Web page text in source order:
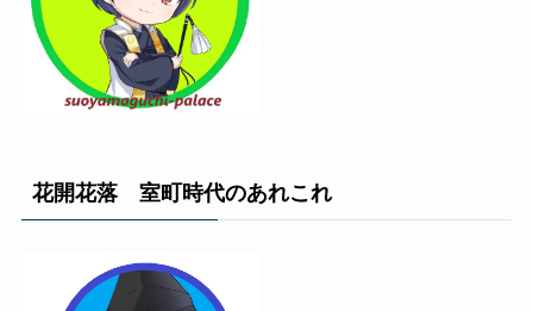
花開花落 室町時代のあれこれ